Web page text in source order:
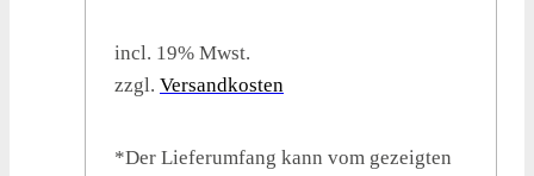
incl. 19% Mwst.
zzgl. Versandkosten
*Der Lieferumfang kann vom gezeigten